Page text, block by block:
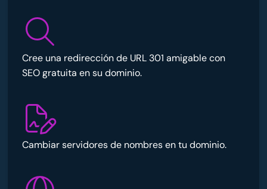
Cree una redirección de URL 301 amigable con
SEO gratuita en su dominio.
Cambiar servidores de nombres en tu dominio.